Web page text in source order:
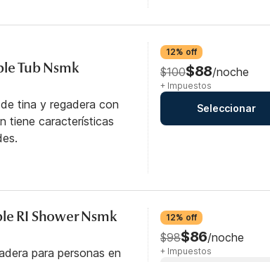
Tub Nsmk
tina y regadera con
tiene características
12% off
$100$88/noche
+ Impuestos
Seleccionar
RI Shower Nsmk
para personas en
12% off
$98$86/noche
+ Impuestos